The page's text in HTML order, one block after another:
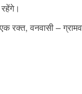
रक्त, वनवासी –